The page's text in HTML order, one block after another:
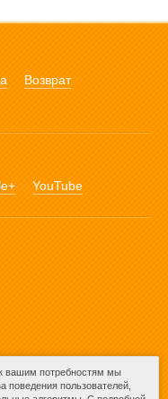
Возврат
YouTube
вашим потребностям мы
поведения пользователей,